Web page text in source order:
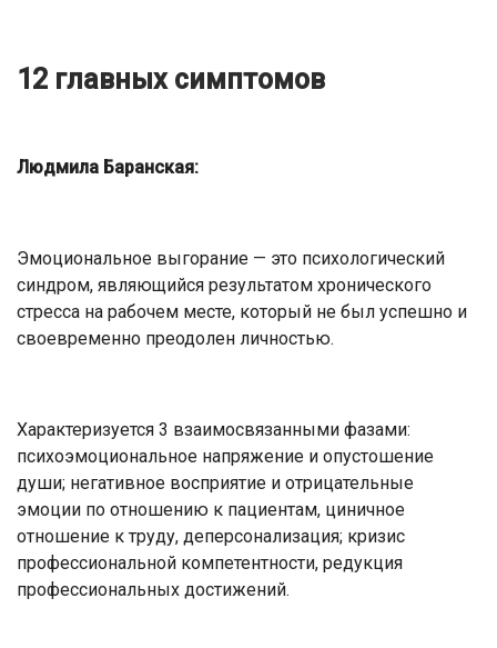
12 главных симптомов
Людмила Баранская:
Эмоциональное выгорание — это психологический
синдром, являющийся результатом хронического
стресса на рабочем месте, который не был успешно и
своевременно преодолен личностью.
Характеризуется 3 взаимосвязанными фазами:
психоэмоциональное напряжение и опустошение
души; негативное восприятие и отрицательные
эмоции по отношению к пациентам, циничное
отношение к труду, деперсонализация; кризис
профессиональной компетентности, редукция
профессиональных достижений.